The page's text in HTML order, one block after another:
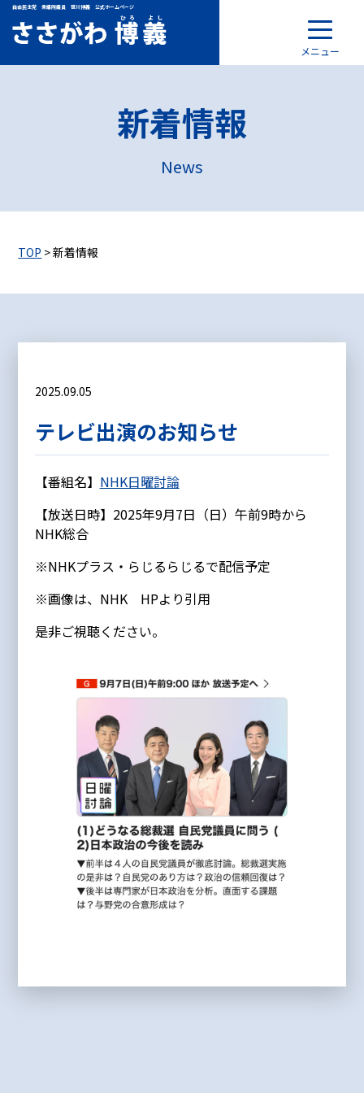
自由民主党 衆議院議員 笹川博義 公式ホームページ
メニュー
新着情報
News
TOP > 新着情報
2025.09.05
テレビ出演のお知らせ
【番組名】 NHK日曜討論
【放送日時】2025年9月7日（日）午前9時から
NHK総合
※NHKプラス・らじるらじるで配信予定
※画像は、NHK HPより引用
是非ご視聴ください。